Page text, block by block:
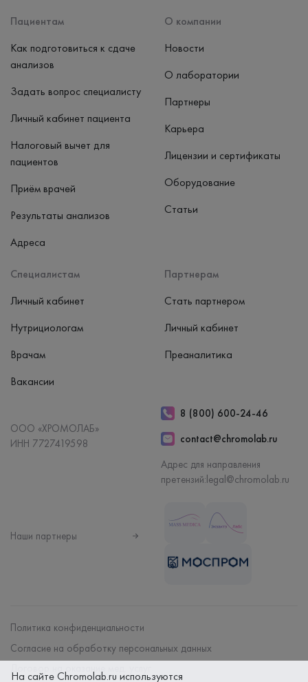
Пациентам
Как подготовиться к сдаче
анализов
Задать вопрос специалисту
Личный кабинет пациента
Налоговый вычет для
пациентов
Приём врачей
Результаты анализов
Адреса
Специалистам
Личный кабинет
Нутрициологам
Врачам
Вакансии
Партнерам
Стать партнером
Личный кабинет
Преаналитика
О компании
Новости
О лаборатории
Партнеры
Карьера
Лицензии и сертификаты
Оборудование
Статьи
ООО «ХРОМОЛАБ»
ИНН 7727419598
8 (800) 600-24-46
contact@chromolab.ru
Адрес для направления
претензий:legal@chromolab.ru
Наши партнеры
Политика конфиденциальности
Согласие на обработку персональных данных
Договор на оказание мед. услуг
На сайте Chromolab.ru используются